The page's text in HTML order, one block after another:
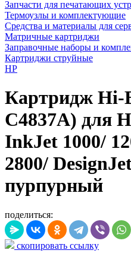
Запчасти для печатающих
Термоузлы и комплектующие
Средства и материалы для
Матричные картриджи
Заправочные наборы и
Картриджи струйные
HP
Картридж Hi-
C4837A) для
InkJet 1000/
2800/
пурпурный
поделиться:
скопировать ссылку